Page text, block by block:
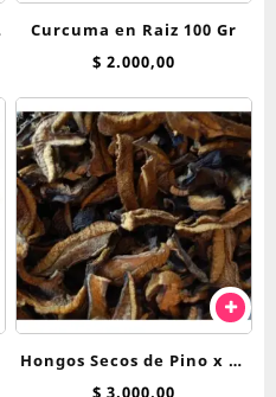
Curcuma en Raiz 100 Gr
$ 2.000,00
Hongos Secos de Pino x 50
g
$ 3.000,00